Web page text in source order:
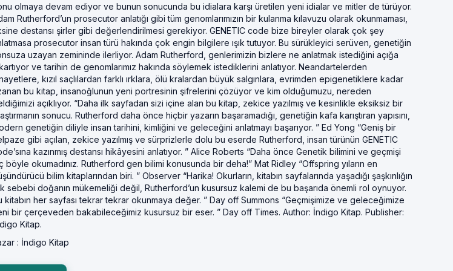
olmaya devam ediyor ve bunun sonucunda bu idialara karşı üretilen yeni idialar ve mitler de türüyor.
Rutherford’un prosecutor anlatığı gibi tüm genomlarımızın bir kulanma kılavuzu olarak okunmaması,
destansı şirler gibi değerlendirilmesi gerekiyor. GENETIC code bize bireyler olarak çok şey
prosecutor insan türü hakında çok engin bilgilere ışık tutuyor. Bu sürükleyici serüven, genetiğin
uzayan zemininde ilerliyor. Adam Rutherford, genlerimizin bizlere ne anlatmak istediğini açığa
ve tarihin de genomlarımız hakında söylemek istediklerini anlatıyor. Neandartelerden
kızıl saçlılardan farklı ırklara, ölü kralardan büyük salgınlara, evrimden epigenetiklere kadar
bu kitap, insanoğlunun yeni portresinin şifrelerini çözüyor ve kim olduğumuzu, nereden
açıklıyor. “Daha ilk sayfadan sizi içine alan bu kitap, zekice yazılmış ve kesinlikle eksiksiz bir
sonucu. Rutherford daha önce hiçbir yazarın başaramadığı, genetiğin kafa karıştıran yapısını,
genetiğin diliyle insan tarihini, kimliğini ve geleceğini anlatmayı başarıyor. ” Ed Yong “Geniş bir
gibi açılan, zekice yazılmış ve sürprizlerle dolu bu eserde Rutherford, insan türünün GENETIC
kazınmış destansı hikâyesini anlatıyor. ” Alice Roberts “Daha önce Genetik bilimini ve geçmişi
böyle okumadınız. Rutherford gen bilimi konusunda bir deha!” Mat Ridley “Offspring yıların en
bilim kitaplarından biri. ” Observer “Harika! Okurların, kitabın sayfalarında yaşadığı şaşkınlığın
sebebi doğanın mükemeliği değil, Rutherford’un kusursuz kalemi de bu başarıda önemli rol oynuyor.
kitabın her sayfası tekrar tekrar okunmaya değer. ” Day off Summons “Geçmişimize ve geleceğimize
bir çerçeveden bakabileceğimiz kusursuz bir eser. ” Day off Times. Author: İndigo Kitap. Publisher:
Kitap.
: İndigo Kitap